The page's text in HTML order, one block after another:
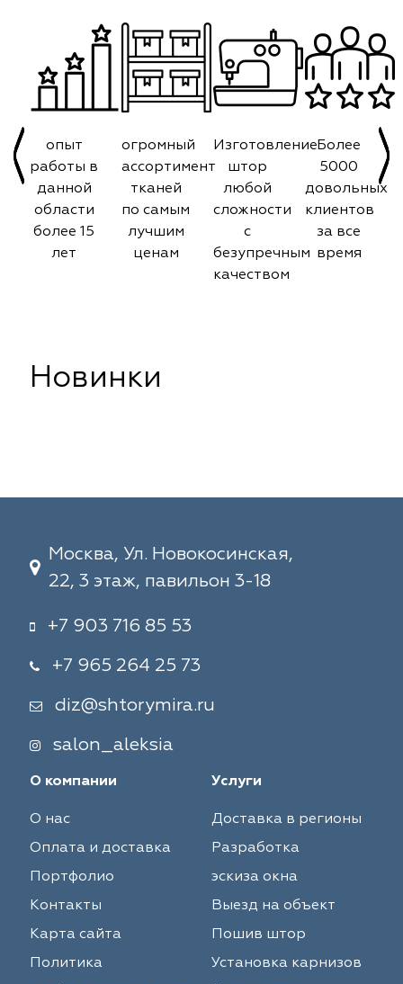
опыт
работы в
данной
области
более 15
лет
огромный
ассортимент
тканей
по самым
лучшим
ценам
Изготовление
штор
любой
сложности
с
безупречным
качеством
Более
5000
довольных
клиентов
за все
время
Новинки
Москва, Ул. Новокосинская,
22, 3 этаж, павильон 3-18
+7 903 716 85 53
+7 965 264 25 73
diz@shtorymira.ru
salon_aleksia
О компании
О нас
Оплата и доставка
Портфолио
Контакты
Карта сайта
Политика
Услуги
Доставка в регионы
Разработка
эскиза окна
Выезд на объект
Пошив штор
Установка карнизов